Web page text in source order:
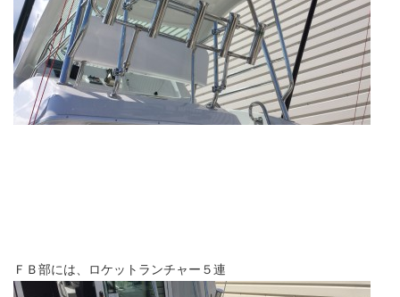
ＦＢ部には、ロケットランチャー５連